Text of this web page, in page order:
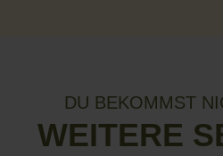
DU BEKOMMST
WEITERE